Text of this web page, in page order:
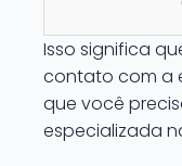
Isso significa
contato com a
que você
especializada